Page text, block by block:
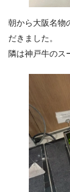
朝から大阪名物
だきました。
隣は神戸牛のス